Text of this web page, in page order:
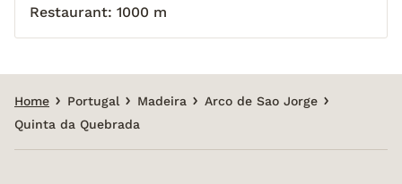
Restaurant: 1000 m
Home Portugal Madeira
Arco de Sao Jorge
Quinta da Quebrada